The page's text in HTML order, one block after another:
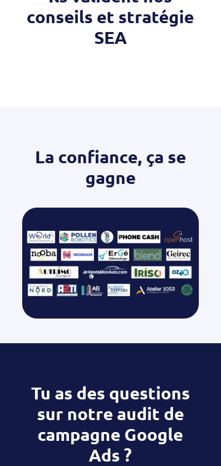
conseils et stratégie
SEA
La confiance, ça se
gagne
Tu as des questions
sur notre audit de
campagne Google
Ads ?